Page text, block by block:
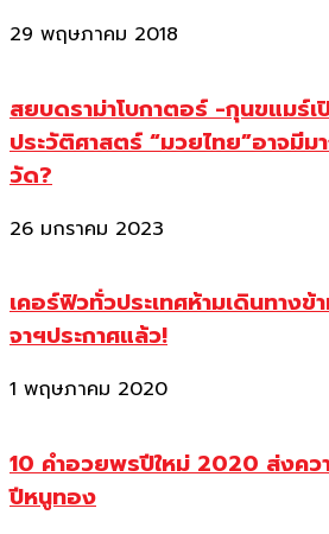
29 พฤษภาคม 2018
สยบดราม่าโบกาตอร์ -กุนขแมร์
ประวัติศาสตร์ “มวยไทย”อาจมี
วัด?
26 มกราคม 2023
เคอร์ฟิวทั่วประเทศห้ามเดินทาง
จาฯประกาศแล้ว!
1 พฤษภาคม 2020
10 คำอวยพรปีใหม่ 2020 ส่งค
ปีหนูทอง